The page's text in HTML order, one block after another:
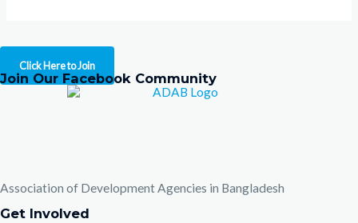
Click Here to Join
Join Our Facebook Community
Association of Development Agencies in Bangladesh
Get Involved